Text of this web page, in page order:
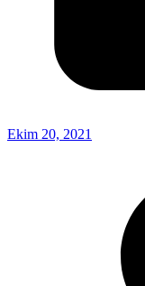
Ekim 20, 2021